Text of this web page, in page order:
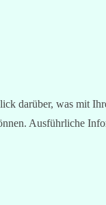
darüber, was mit
Ausführliche